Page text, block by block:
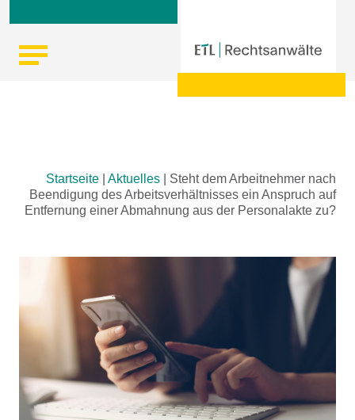
content
Startseite Aktuelles
Steht dem Arbeitnehmer nach
Beendigung des Arbeitsverhältnisses ein Anspruch auf
Entfernung einer Abmahnung aus der Personalakte zu?